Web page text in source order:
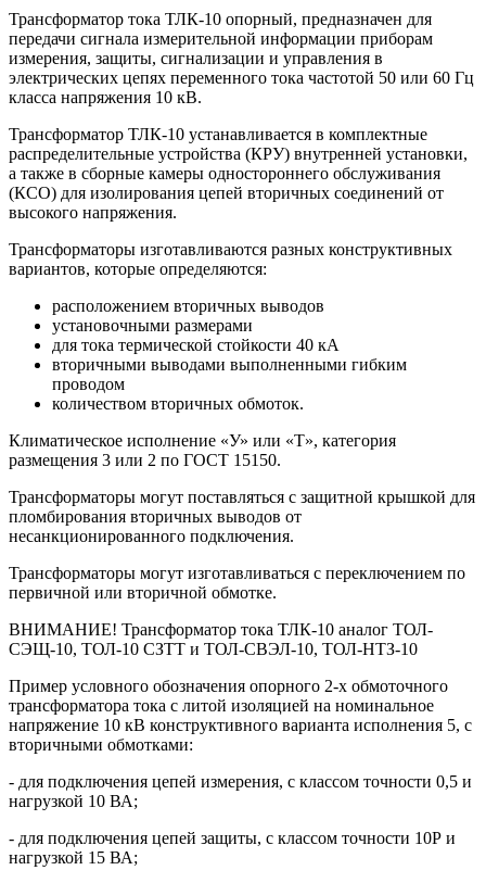
Трансформатор тока ТЛК-10 опорный, предназначен для
передачи сигнала измерительной информации приборам
измерения, защиты, сигнализации и управления в
электрических цепях переменного тока частотой 50 или 60 Гц
класса напряжения 10 кВ.
Трансформатор ТЛК-10 устанавливается в комплектные
распределительные устройства (КРУ) внутренней установки,
а также в сборные камеры одностороннего обслуживания
(КСО) для изолирования цепей вторичных соединений от
высокого напряжения.
Трансформаторы изготавливаются разных конструктивных
вариантов, которые определяются:
расположением вторичных выводов
установочными размерами
для тока термической стойкости 40 кА
вторичными выводами выполненными гибким
проводом
количеством вторичных обмоток.
Климатическое исполнение «У» или «Т», категория
размещения 3 или 2 по ГОСТ 15150.
Трансформаторы могут поставляться с защитной крышкой для
пломбирования вторичных выводов от
несанкционированного подключения.
Трансформаторы могут изготавливаться с переключением по
первичной или вторичной обмотке.
ВНИМАНИЕ! Трансформатор тока ТЛК-10 аналог ТОЛ-
СЭЩ-10, ТОЛ-10 СЗТТ и ТОЛ-СВЭЛ-10, ТОЛ-НТЗ-10
Пример условного обозначения опорного 2-х обмоточного
трансформатора тока с литой изоляцией на номинальное
напряжение 10 кВ конструктивного варианта исполнения 5, c
вторичными обмотками:
- для подключения цепей измерения, с классом точности 0,5 и
нагрузкой 10 ВА;
- для подключения цепей защиты, с классом точности 10Р и
нагрузкой 15 ВА;